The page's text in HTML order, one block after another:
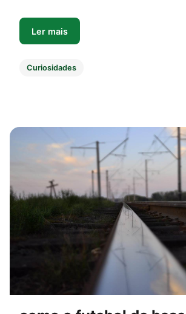
Ler mais
Curiosidades